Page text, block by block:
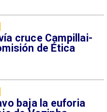
cruce Campillai-
de Ética
baja la euforia